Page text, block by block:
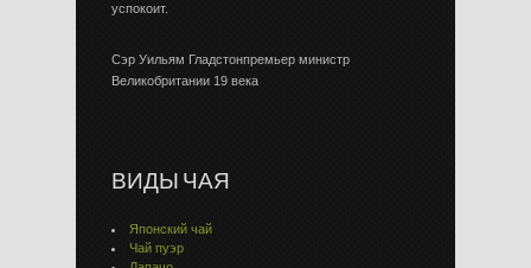
успокоит.
Сэр Уильям Гладстонпремьер министр
Великобритании 19 века
ВИДЫ ЧАЯ
Японский чай
Чай пуэр